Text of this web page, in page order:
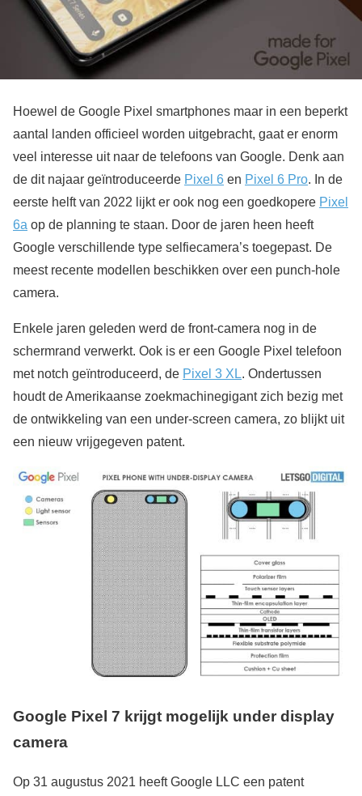
Hoewel de Google Pixel smartphones maar in een beperkt
aantal landen officieel worden uitgebracht, gaat er enorm
veel interesse uit naar de telefoons van Google. Denk aan
de dit najaar geïntroduceerde Pixel 6 en Pixel 6 Pro. In de
eerste helft van 2022 lijkt er ook nog een goedkopere Pixel
6a op de planning te staan. Door de jaren heen heeft
Google verschillende type selfiecamera’s toegepast. De
meest recente modellen beschikken over een punch-hole
camera.
Enkele jaren geleden werd de front-camera nog in de
schermrand verwerkt. Ook is er een Google Pixel telefoon
met notch geïntroduceerd, de Pixel 3 XL. Ondertussen
houdt de Amerikaanse zoekmachinegigant zich bezig met
de ontwikkeling van een under-screen camera, zo blijkt uit
een nieuw vrijgegeven patent.
Google Pixel 7 krijgt mogelijk under display
camera
Op 31 augustus 2021 heeft Google LLC een patent